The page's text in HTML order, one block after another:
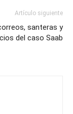
Artículo siguiente
santeras y
del caso Saab